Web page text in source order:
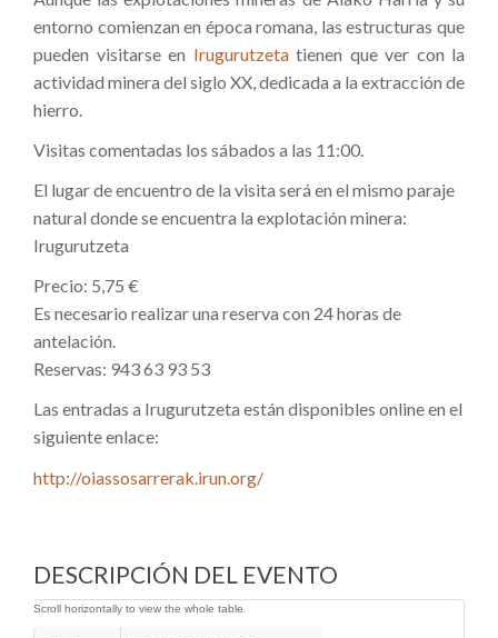
entorno comienzan en época romana, las estructuras que
pueden visitarse en Irugurutzetatienen que ver con la
actividad minera del siglo XX, dedicada a la extracción de
hierro.
Visitas comentadas los sábados a las 11:00.
El lugar de encuentro de la visita será en el mismo paraje
natural donde se encuentra la explotación minera:
Irugurutzeta
Precio: 5,75 €
Es necesario realizar una reserva con 24 horas de
antelación.
Reservas: 943 63 93 53
Las entradas a Irugurutzeta están disponibles online en el
siguiente enlace:
http://oiassosarrerak.irun.org/
DESCRIPCIÓN DEL EVENTO